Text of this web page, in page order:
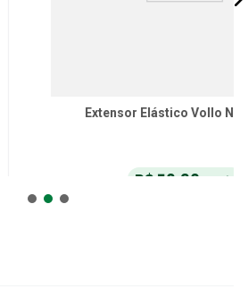
Elástico Vollo Nível Leve
59, 90 em até
ao Carrinho